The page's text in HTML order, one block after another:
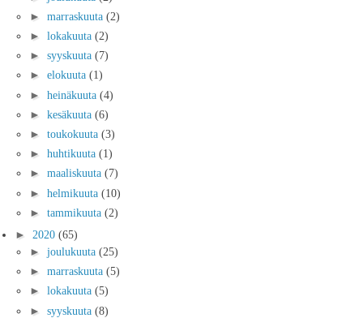
► marraskuuta (2)
► lokakuuta (2)
► syyskuuta (7)
► elokuuta (1)
► heinäkuuta (4)
► kesäkuuta (6)
► toukokuuta (3)
► huhtikuuta (1)
► maaliskuuta (7)
► helmikuuta (10)
► tammikuuta (2)
► 2020 (65)
► joulukuuta (25)
► marraskuuta (5)
► lokakuuta (5)
► syyskuuta (8)